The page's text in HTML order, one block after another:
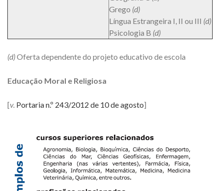
Grego (d)
Língua Estrangeira I, II ou III (d)
Psicologia B (d)
(d)Oferta dependente do projeto educativo de escola
Educação Moral e Religiosa
[v. Portaria n.º 243/2012 de 10 de agosto]